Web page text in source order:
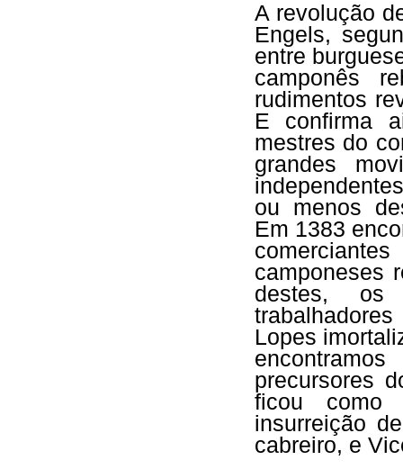
A revolução
Engels,
entre
camponês
rudimentos
E confirma
mestres do
grandes
ou menos
Em 1383
camponeses
destes, os
Lopes
precursores
ficou como
insurreição
cabreiro, e